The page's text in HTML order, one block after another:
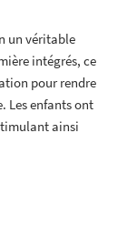
un véritable
intégrés, ce
pour rendre
Les enfants ont
ainsi